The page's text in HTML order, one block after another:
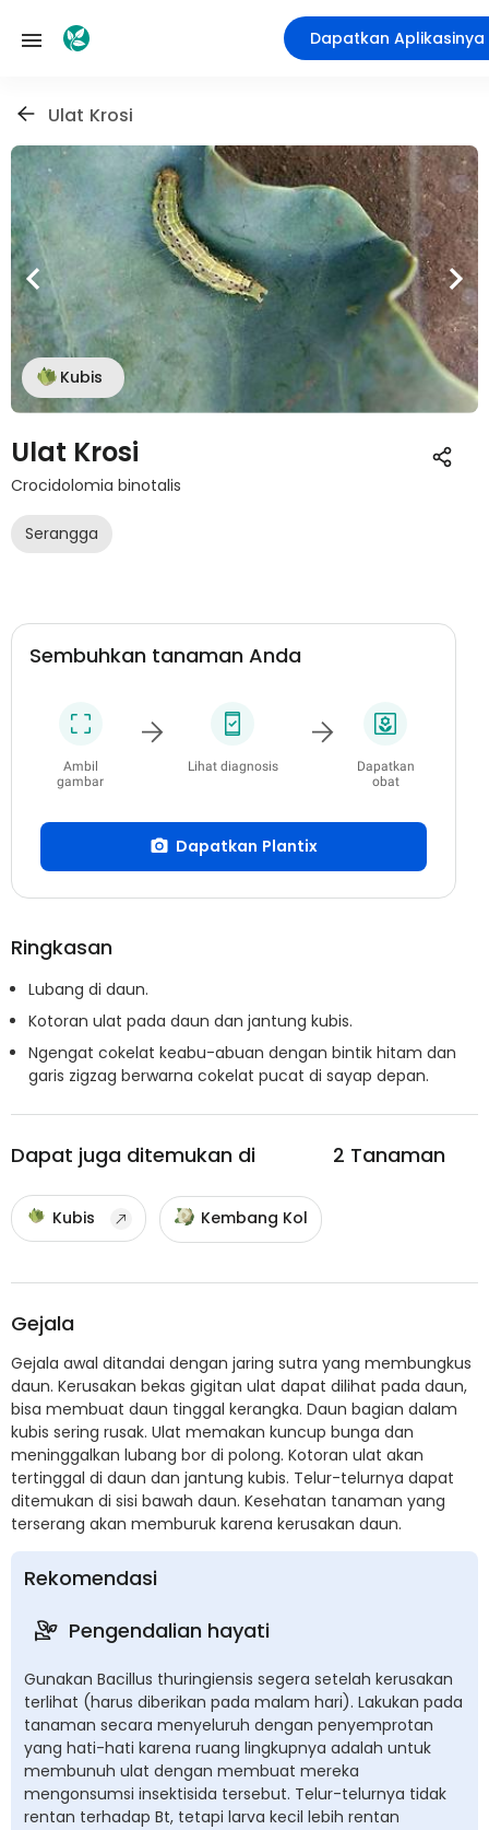
Dapatkan Aplikasinya
Ulat Krosi
Kubis
Ulat Krosi
Crocidolomia binotalis
Serangga
Sembuhkan tanaman Anda
Ambil
gambar
Lihat diagnosis
Dapatkan
obat
Dapatkan Plantix
Ringkasan
Lubang di daun.
Kotoran ulat pada daun dan jantung kubis.
Ngengat cokelat keabu-abuan dengan bintik hitam dan
garis zigzag berwarna cokelat pucat di sayap depan.
Dapat juga ditemukan di 2 Tanaman
Kubis Kembang Kol
Gejala
Gejala awal ditandai dengan jaring sutra yang membungkus
daun. Kerusakan bekas gigitan ulat dapat dilihat pada daun,
bisa membuat daun tinggal kerangka. Daun bagian dalam
kubis sering rusak. Ulat memakan kuncup bunga dan
meninggalkan lubang bor di polong. Kotoran ulat akan
tertinggal di daun dan jantung kubis. Telur-telurnya dapat
ditemukan di sisi bawah daun. Kesehatan tanaman yang
terserang akan memburuk karena kerusakan daun.
Rekomendasi
Pengendalian hayati
Gunakan Bacillus thuringiensis segera setelah kerusakan
terlihat (harus diberikan pada malam hari). Lakukan pada
tanaman secara menyeluruh dengan penyemprotan
yang hati-hati karena ruang lingkupnya adalah untuk
membunuh ulat dengan membuat mereka
mengonsumsi insektisida tersebut. Telur-telurnya tidak
rentan terhadap Bt, tetapi larva kecil lebih rentan